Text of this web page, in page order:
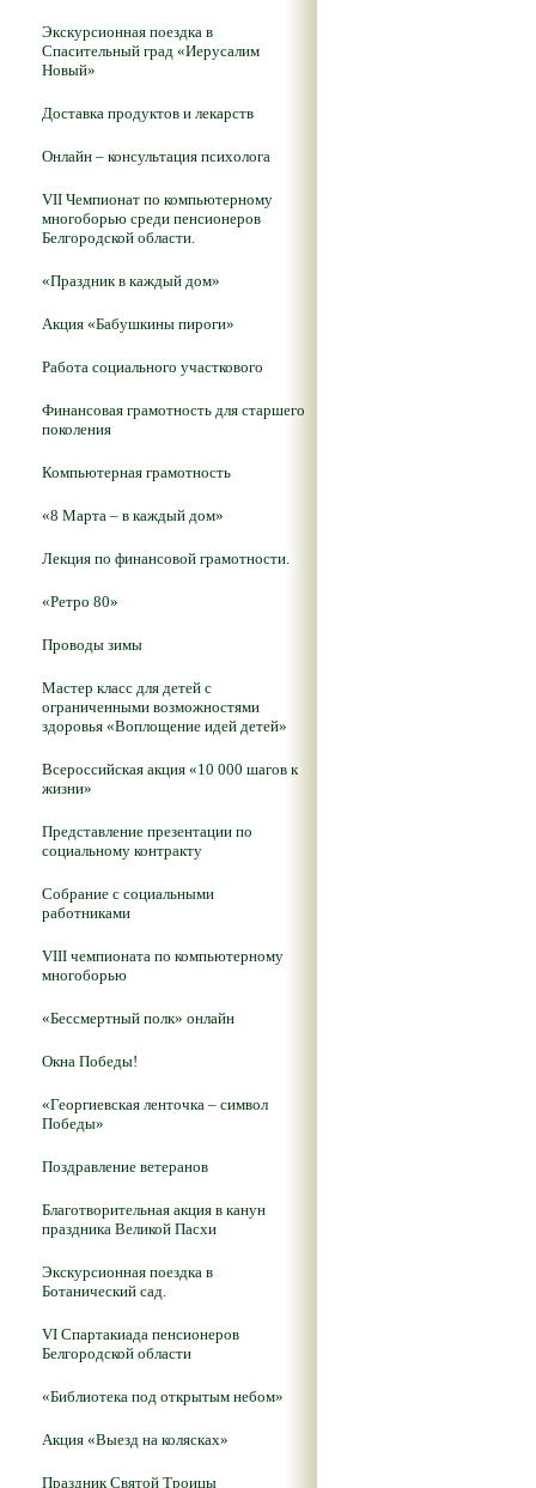
Экскурсионная поездка в
Спасительный град «Иерусалим
Новый»
Доставка продуктов и лекарств
Онлайн – консультация психолога
VII Чемпионат по компьютерному
многоборью среди пенсионеров
Белгородской области.
«Праздник в каждый дом»
Акция «Бабушкины пироги»
Работа социального участкового
Финансовая грамотность для старшего
поколения
Компьютерная грамотность
«8 Марта – в каждый дом»
Лекция по финансовой грамотности.
«Ретро 80»
Проводы зимы
Мастер класс для детей с
ограниченными возможностями
здоровья «Воплощение идей детей»
Всероссийская акция «10 000 шагов к
жизни»
Представление презентации по
социальному контракту
Собрание с социальными
работниками
VIII чемпионата по компьютерному
многоборью
«Бессмертный полк» онлайн
Окна Победы!
«Георгиевская ленточка – символ
Победы»
Поздравление ветеранов
Благотворительная акция в канун
праздника Великой Пасхи
Экскурсионная поездка в
Ботанический сад.
VI Спартакиада пенсионеров
Белгородской области
«Библиотека под открытым небом»
Акция «Выезд на колясках»
Праздник Святой Троицы